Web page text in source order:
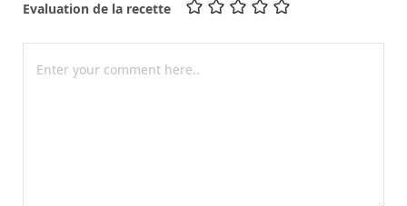
Evaluation de la recette